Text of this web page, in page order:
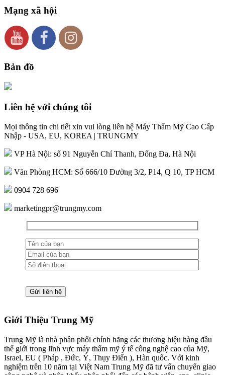
Mạng xã hội
Bản đồ
Liên hệ với chúng tôi
Mọi thông tin chi tiết xin vui lòng liên hệ Máy Thẩm Mỹ Cao Cấp
Nhập - USA, EU, KOREA | TRUNGMY
VP Hà Nội: số 91 Nguyễn Chí Thanh, Đống Đa, Hà Nội
Văn Phòng HCM: Số 666/10 Đường 3/2, P14, Q 10, TP HCM
0904 728 696
marketingpr@trungmy.com
Giới Thiệu Trung Mỹ
Trung Mỹ là nhà phân phối chính hãng các thương hiệu hàng đầu
thế giới trong lĩnh vực máy thẩm mỹ ý tế công nghệ cao của Mỹ,
Israel, EU ( Pháp , Đức, Ý, Thụy Điển ), Hàn quốc. Với kinh
nghiệm trên 10 năm tại Việt Nam Trung Mỹ đã tư vấn chuyển giao